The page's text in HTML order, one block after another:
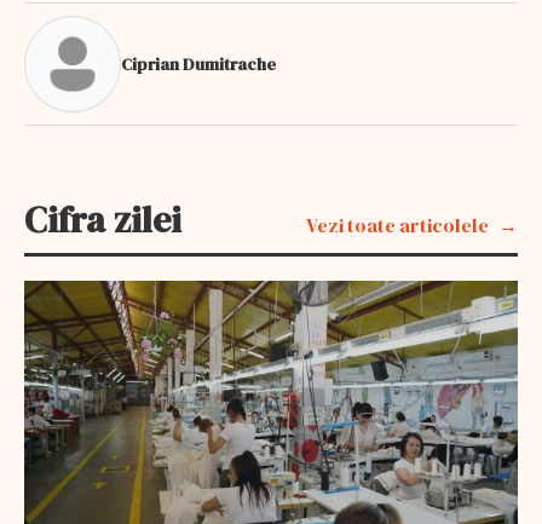
Ciprian Dumitrache
Cifra zilei Vezi toate articolele